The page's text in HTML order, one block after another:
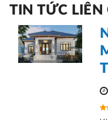
TIN TỨC LIÊN